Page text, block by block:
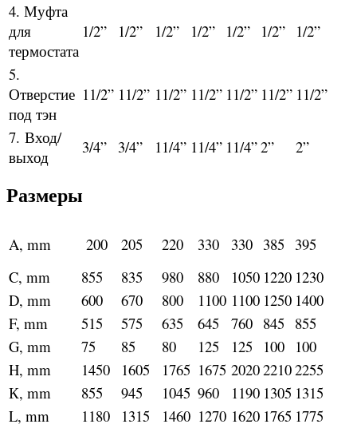
4. Муфта
для
термостата
1/2” 1/2” 1/2” 1/2” 1/2” 1/2” 1/2”
5.
Отверстие
под тэн
11/2” 11/2” 11/2” 11/2” 11/2” 11/2” 11/2”
7. Вход/
выход
3/4” 3/4” 11/4” 11/4” 11/4”2” 2”
Размеры
A, mm 200 205 220 330 330 385 395
C, mm
855 835 980 880 1050 1220 1230
D, mm
600 670 800 1100 1100 1250 1400
F, mm
515 575 635 645 760 845 855
G, mm
75 85 80 125 125 100 100
H, mm
1450 1605 1765 1675 202022102255
К, mm
855 945 1045 960 1190 1305 1315
L, mm
1180 1315 1460 1270 1620 1765 1775